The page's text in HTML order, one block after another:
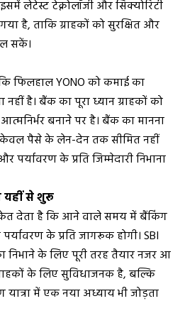
लेटेस्ट टेक्नोलॉजी और सिक्योरिटी
है, ताकि ग्राहकों को सुरक्षित और
सकें।
फिलहाल YONO को कमाई का
है। बैंक का पूरा ध्यान ग्राहकों को
बनाने पर है। बैंक का मानना
पैसे के लेन-देन तक सीमित नहीं
पर्यावरण के प्रति जिम्मेदारी निभाना
यहीं से शुरू
देता है कि आने वाले समय में बैंकिंग
के प्रति जागरूक होगी। SBI
निभाने के लिए पूरी तरह तैयार नजर आ
के लिए सुविधाजनक है, बल्कि
में एक नया अध्याय भी जोड़ता